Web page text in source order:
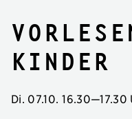
Kinder
Di. 07.10. 16.30—17.30